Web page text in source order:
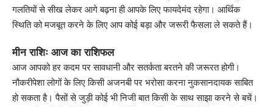
गलतियों से सीख लेकर आगे बढ़ना ही आपके लिए फायदेमंद रहेगा। आर्थिक
स्थिति को मजबूत करने के लिए आप कोई बड़ा और जरूरी फैसला ले सकते हैं।
मीन राशिः आज का राशिफल
आज आपको हर कदम पर सावधानी और सतर्कता बरतने की जरूरत होगी।
नौकरीपेशा लोगों के लिए किसी अजनबी पर भरोसा करना नुकसानदायक साबित
हो सकता है। पैसों से जुड़ी कोई भी निजी बात किसी के साथ साझा करने से बचें।